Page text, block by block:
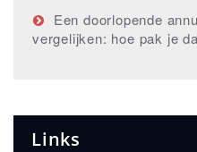
Een doorlopende
vergelijken: hoe pak je
Links